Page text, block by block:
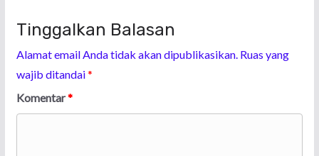
Tinggalkan Balasan
Alamat email Anda tidak akan dipublikasikan. Ruas yang
wajib ditandai*
Komentar*